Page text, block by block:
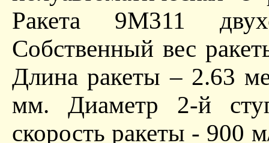
Ракета 9М311
Собственный вес
Длина ракеты – 2.63
мм. Диаметр 2-й
скорость ракеты - 900